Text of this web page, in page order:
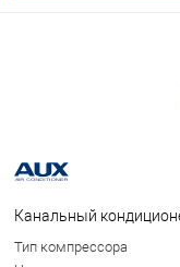
Канальный
Тип компрессора